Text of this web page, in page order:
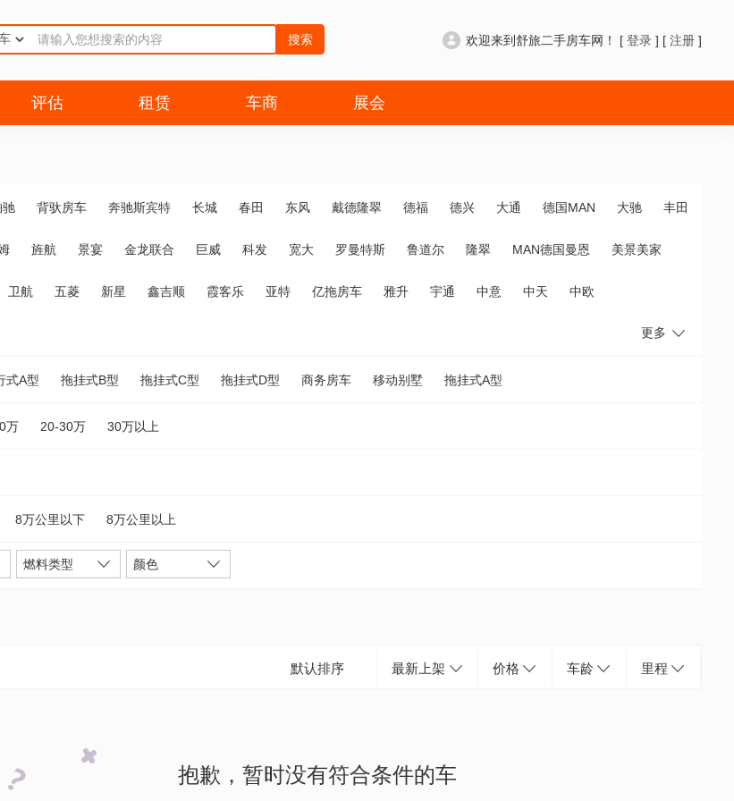
搜索 欢迎来到舒旅二手房车网！ [ 登录 ] [ 注册 ]
评估 租赁 车商 展会
驰 背驮房车 奔驰斯宾特 长城 春田 东风 戴德隆翠 德福 德兴 大通 德国MAN 大驰 丰田
旌航 景宴 金龙联合 巨威 科发 宽大 罗曼特斯 鲁道尔 隆翠 MAN德国曼恩 美景美家
卫航 五菱 新星 鑫吉顺 霞客乐 亚特 亿拖房车 雅升 宇通 中意 中天 中欧
更多
式A型 拖挂式B型 拖挂式C型 拖挂式D型 商务房车 移动别墅 拖挂式A型
万 20-30万 30万以上
8万公里以下 8万公里以上
燃料类型 颜色
默认排序 最新上架 价格 车龄 里程
抱歉，暂时没有符合条件的车